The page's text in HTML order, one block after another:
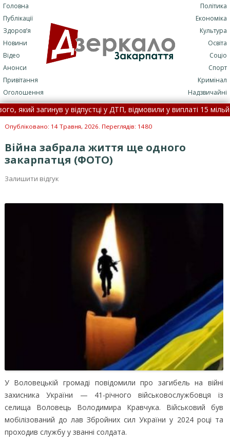
Головна
Публікації
Здоров’я
Новини
Відео
Анонси
Привітання
Оголошення
Політика
Економіка
Культура
Освіта
Соціо
Спорт
Кримінал
Надзвичайні
загинув у відпустці у ДТП, відмовили у виплаті 15 мільйонів •
течією на Закарпаття, його товариш потонув • 5 серпня:
Опубліковано: 14 Травня, 2026. Переглядів: 1480
Війна забрала життя ще одного
закарпатця (ФОТО)
Залишити відгук
У Воловецькій громаді повідомили про загибель на війні
захисника України — 41-річного військовослужбовця із
селища Воловець Володимира Кравчука. Військовий був
мобілізований до лав Збройних сил України у 2024 році та
проходив службу у званні солдата.